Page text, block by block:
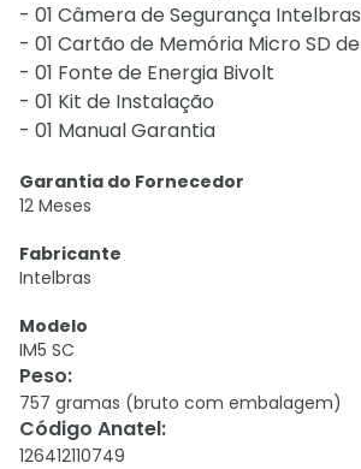
- 01 Câmera de Segurança Intelbras
- 01 Cartão de Memória Micro SD de
- 01 Fonte de Energia Bivolt
- 01 Kit de Instalação
- 01 Manual Garantia
Garantia do Fornecedor
12 Meses
Fabricante
Intelbras
Modelo
IM5 SC
Peso:
757 gramas (bruto com embalagem)
Código Anatel:
126412110749